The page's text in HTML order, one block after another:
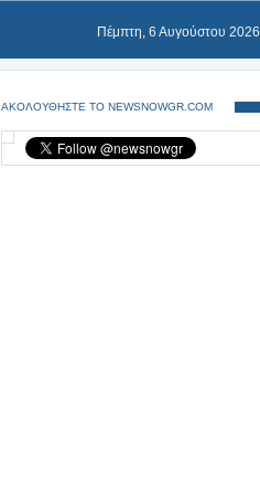
Πέμπτη, 6 Αυγούστου 2026
ΑΚΟΛΟΥΘΗΣΤΕ ΤΟ NEWSNOWGR.COM